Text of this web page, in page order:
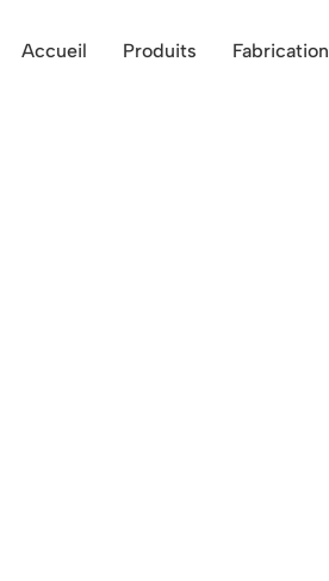
Accueil Produits Fabrication